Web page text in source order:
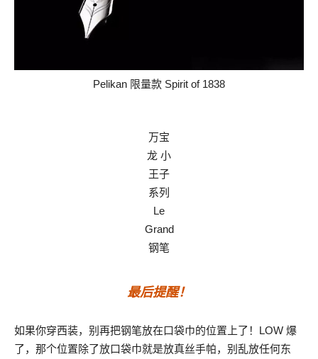
Pelikan 限量款 Spirit of 1838
万宝
龙 小
王子
系列
Le
Grand
钢笔
最后提醒！
如果你穿西装，别再把钢笔放在口袋巾的位置上了！LOW 爆
了，那个位置除了放口袋巾就是放真丝手帕，别乱放任何东